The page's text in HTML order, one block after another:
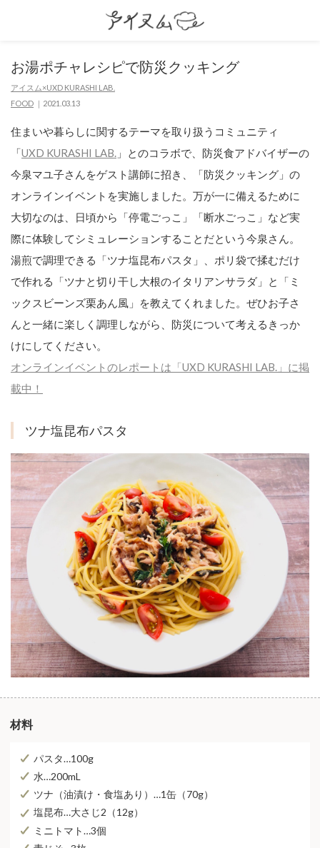
お湯ポチャレシピで防災クッキング
アイスム×UXD KURASHI LAB.
FOOD
2021.03.13
住まいや暮らしに関するテーマを取り扱うコミュニティ
「UXD KURASHI LAB. 」とのコラボで、防災食アドバイザーの
今泉マユ子さんをゲスト講師に招き、「防災クッキング」の
オンラインイベントを実施しました。万が一に備えるために
大切なのは、日頃から「停電ごっこ」「断水ごっこ」など実
際に体験してシミュレーションすることだという今泉さん。
湯煎で調理できる「ツナ塩昆布パスタ」、ポリ袋で揉むだけ
で作れる「ツナと切り干し大根のイタリアンサラダ」と「ミ
ックスビーンズ栗あん風」を教えてくれました。ぜひお子さ
んと一緒に楽しく調理しながら、防災について考えるきっか
けにしてください。
オンラインイベントのレポートは「UXD KURASHI LAB.」に掲
載中！
ツナ塩昆布パスタ
材料
パスタ…100g
水…200mL
ツナ（油漬け・食塩あり）…1缶（70g）
塩昆布…大さじ2（12g）
ミニトマト…3個